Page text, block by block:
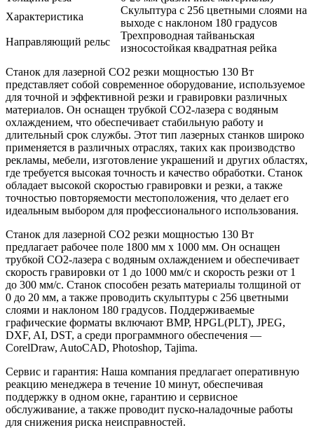
Характеристика
Скульптура с 256 цветными слоями на
выходе с наклоном 180 градусов
Направляющий рельс
Трехпроводная тайваньская
износостойкая квадратная рейка
Станок для лазерной CO2 резки мощностью 130 Вт
представляет собой современное оборудование, используемое
для точной и эффективной резки и гравировки различных
материалов. Он оснащен трубкой CO2-лазера с водяным
охлаждением, что обеспечивает стабильную работу и
длительный срок службы. Этот тип лазерных станков широко
применяется в различных отраслях, таких как производство
рекламы, мебели, изготовление украшений и других областях,
где требуется высокая точность и качество обработки. Станок
обладает высокой скоростью гравировки и резки, а также
точностью повторяемости местоположения, что делает его
идеальным выбором для профессионального использования.
Станок для лазерной CO2 резки мощностью 130 Вт
предлагает рабочее поле 1800 мм x 1000 мм. Он оснащен
трубкой CO2-лазера с водяным охлаждением и обеспечивает
скорость гравировки от 1 до 1000 мм/с и скорость резки от 1
до 300 мм/с. Станок способен резать материалы толщиной от
0 до 20 мм, а также проводить скульптуры с 256 цветными
слоями и наклоном 180 градусов. Поддерживаемые
графические форматы включают BMP, HPGL(PLT), JPEG,
DXF, AI, DST, а среди программного обеспечения —
CorelDraw, AutoCAD, Photoshop, Tajima.
Сервис и гарантия: Наша компания предлагает оперативную
реакцию менеджера в течение 10 минут, обеспечивая
поддержку в одном окне, гарантию и сервисное
обслуживание, а также проводит пуско-наладочные работы
для снижения риска неисправностей.